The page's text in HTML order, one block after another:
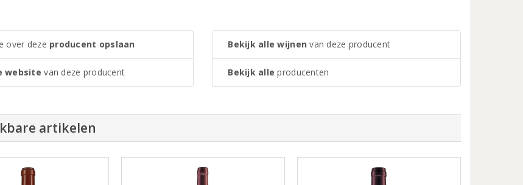
over deze producent opslaan
website van deze producent
Bekijk alle wijnen van deze producent
Bekijk alle producenten
artikelen